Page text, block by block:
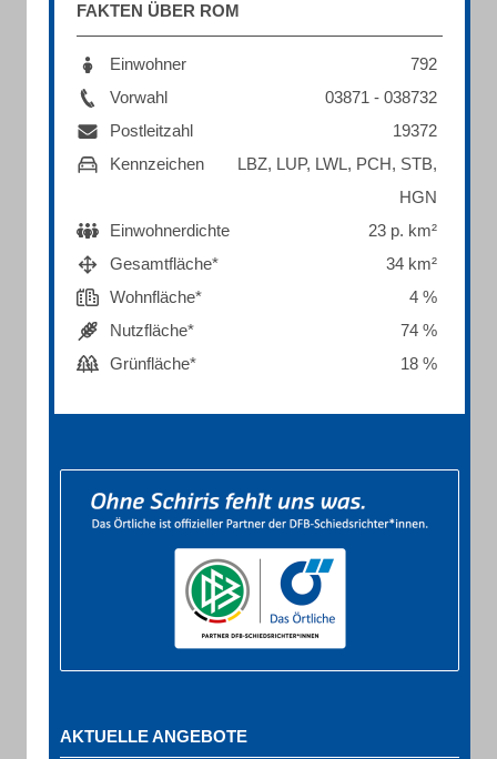
FAKTEN ÜBER ROM
Einwohner
792
Vorwahl
03871 - 038732
Postleitzahl
19372
Kennzeichen
LBZ, LUP, LWL, PCH, STB,
HGN
Einwohnerdichte
23 p. km²
Gesamtfläche*
34 km²
Wohnfläche*
4 %
Nutzfläche*
74 %
Grünfläche*
18 %
AKTUELLE ANGEBOTE